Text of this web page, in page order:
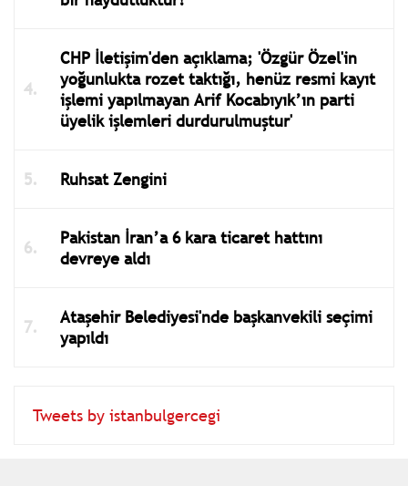
CHP İletişim'den açıklama; 'Özgür Özel'in
yoğunlukta rozet taktığı, henüz resmi kayıt
işlemi yapılmayan Arif Kocabıyık’ın parti
üyelik işlemleri durdurulmuştur'
Ruhsat Zengini
Pakistan İran’a 6 kara ticaret hattını
devreye aldı
Ataşehir Belediyesi'nde başkanvekili seçimi
yapıldı
Tweets by istanbulgercegi